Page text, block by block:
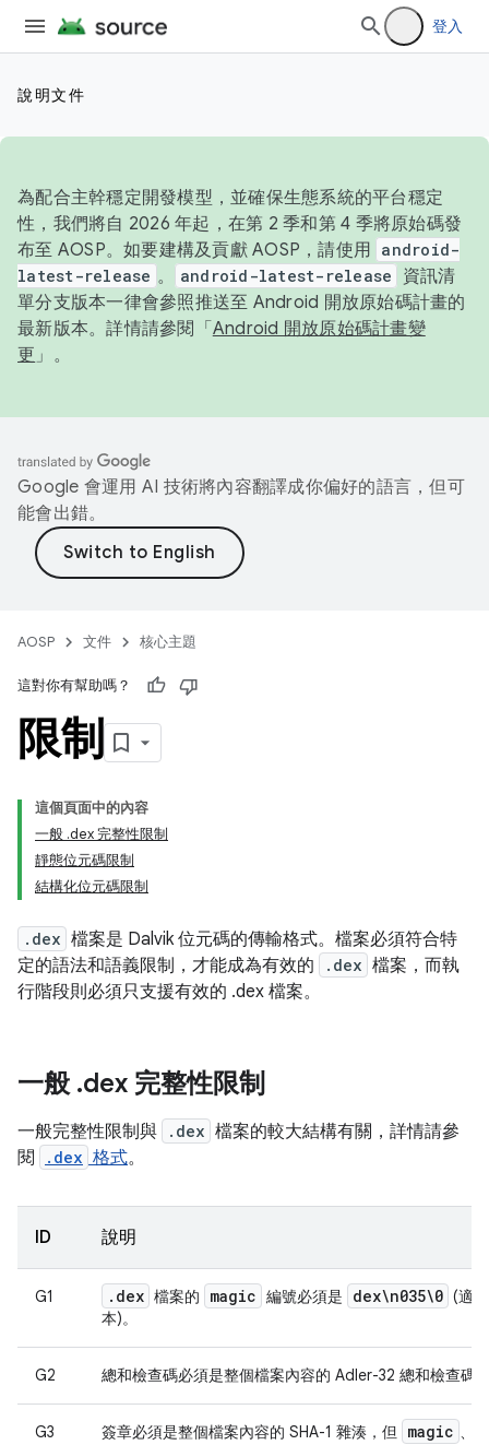
登入
說明文件
為配合主幹穩定開發模型，並確保生態系統的平台穩定
性，我們將自 2026 年起，在第 2 季和第 4 季將原始碼發
布至 AOSP。如要建構及貢獻 AOSP，請使用 android-
latest-release 。 android-latest-release
資訊清
單分支版本一律會參照推送至 Android 開放原始碼計畫的
最新版本。詳情請參閱「 Android 開放原始碼計畫變
更 」。
Google 會運用 AI 技術將內容翻譯成你偏好的語言，但可
能會出錯。
AOSP 文件 核心主題
這對你有幫助嗎？
限制
這個頁面中的內容
一般 .dex 完整性限制
靜態位元碼限制
結構化位元碼限制
.dex 檔案是 Dalvik 位元碼的傳輸格式。檔案必須符合特
定的語法和語義限制，才能成為有效的
.dex 檔案，而執
行階段則必須只支援有效的 .dex 檔案。
一般 .dex 完整性限制
一般完整性限制與 .dex 檔案的較大結構有關，詳情請參
閱
.dex 格式。
ID 說明
G1 . dex 檔案的 magic 編號必須是 dex\n035\0 (適
本)。
G2 總和檢查碼必須是整個檔案內容的 Adler-32 總和檢查碼
G3 簽章必須是整個檔案內容的 SHA-1 雜湊，但 magic 、